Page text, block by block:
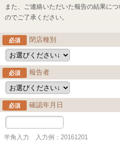
また、ご連絡いただいた報告の結果に
のでご了承ください。
必須 閉店種別
必須 報告者
必須 確認年月日
半角入力 入力例：20161201